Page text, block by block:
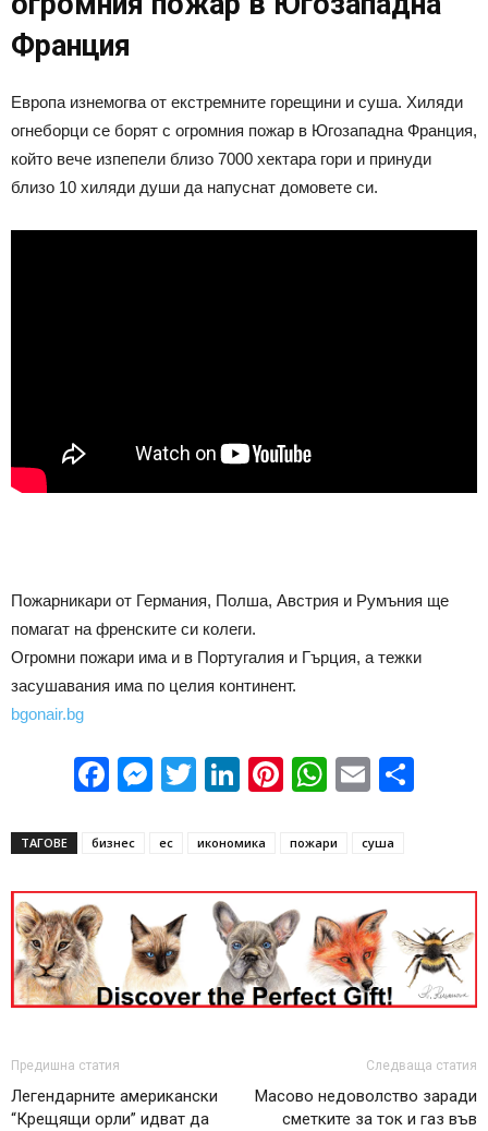
Франция
Европа изнемогва от екстремните горещини и суша. Хиляди
огнеборци се борят с огромния пожар в Югозападна Франция,
който вече изпепели близо 7000 хектара гори и принуди
близо 10 хиляди души да напуснат домовете си.
Пожарникари от Германия, Полша, Австрия и Румъния ще
помагат на френските си колеги.
Огромни пожари има и в Португалия и Гърция, а тежки
засушавания има по целия континент.
bgonair.bg
Facebook
Messenger
Twitter
LinkedIn
Pinterest
WhatsApp
Email
ТАГОВЕ бизнес ес икономика пожари суша
Предишна статия
Легендарните американски
“Крещящи орли” идват да
Следваща статия
Масово недоволство заради
сметките за ток и газ във